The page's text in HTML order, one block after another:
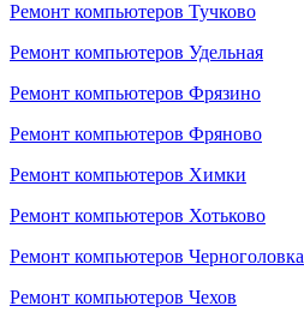
Ремонт компьютеров Тучково
Ремонт компьютеров Удельная
Ремонт компьютеров Фрязино
Ремонт компьютеров Фряново
Ремонт компьютеров Химки
Ремонт компьютеров Хотьково
Ремонт компьютеров Черноголовка
Ремонт компьютеров Чехов